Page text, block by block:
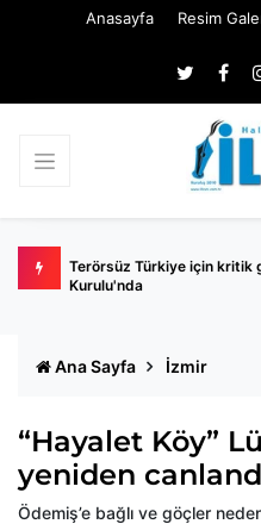
Anasayfa Resim
Terörsüz Türkiye için kritik
Kurulu'nda
Ana Sayfa İzmir
“Hayalet Köy”
yeniden
Ödemiş’e bağlı ve göçler